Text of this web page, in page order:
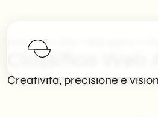
SHM Studio
Classifica Web
Creatività, precisione e